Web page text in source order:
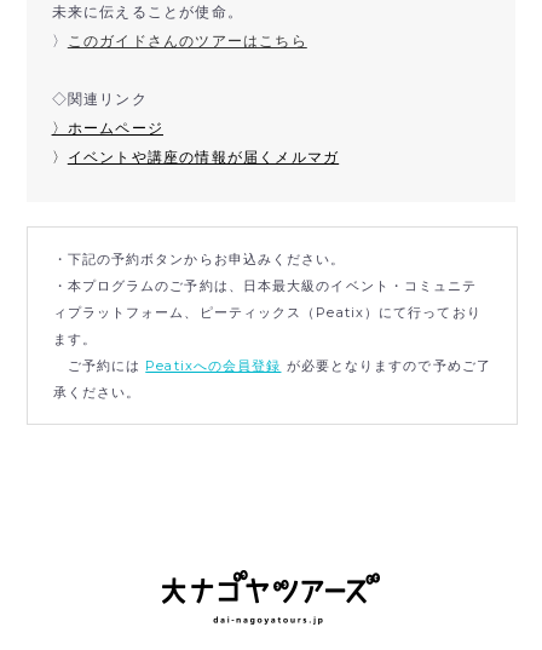
未来に伝えることが使 命。
〉
このガイドさんのツアーはこちら
◇関連リンク
〉ホームページ
〉 イベントや講座の情報が届くメルマガ
・下記の予約ボタンからお申込みください。
・本プログラムのご予約は、日本最大級のイベント・コミュニテ
ィプラットフォーム、ピーティックス（Peatix）にて行っており
ます。
ご予約には Peatixへの会員登録 が必要となりますので予めご了
承ください。